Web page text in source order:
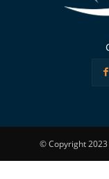
© Copyright